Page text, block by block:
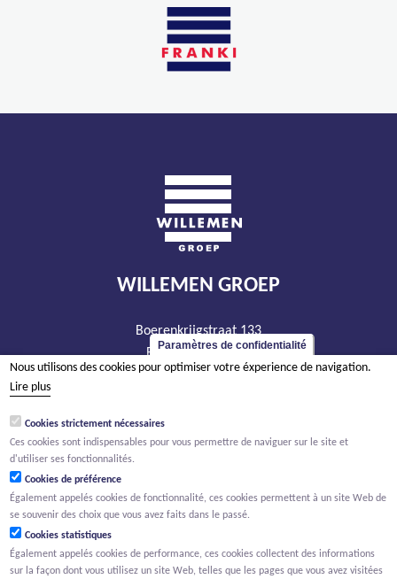
WILLEMEN GROEP
Boerenkrijgstraat 133
BE - 2800 Malines
tél +32 15 569 965
TVA BE 0466.256.432
RPM Anvers, département Malines
Paramètres de confidentialité
Nous utilisons des cookies pour optimiser votre éxperience de navigation.
Lire plus
Cookies strictement nécessaires
Ces cookies sont indispensables pour vous permettre de naviguer sur le site et
d'utiliser ses fonctionnalités.
Cookies de préférence
Également appelés cookies de fonctionnalité, ces cookies permettent à un site Web de
se souvenir des choix que vous avez faits dans le passé.
Cookies statistiques
Également appelés cookies de performance, ces cookies collectent des informations
sur la façon dont vous utilisez un site Web, telles que les pages que vous avez visitées